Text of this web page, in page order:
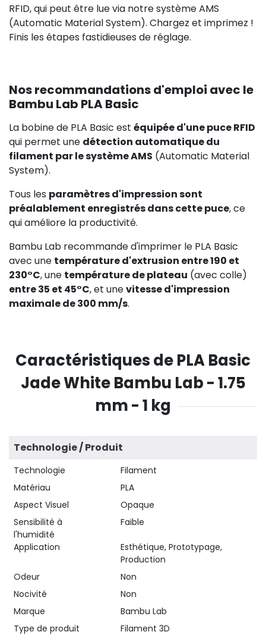
RFID, qui peut être lue via notre système AMS
(Automatic Material System). Chargez et imprimez !
Finis les étapes fastidieuses de réglage.
Nos recommandations d'emploi avec le
Bambu Lab PLA Basic
La bobine de PLA Basic est équipée d'une puce RFID
qui permet une détection automatique du
filament par le système AMS (Automatic Material
System).
Tous les paramètres d'impression sont
préalablement enregistrés dans cette puce, ce
qui améliore la productivité.
Bambu Lab recommande d'imprimer le PLA Basic
avec une température d'extrusion entre 190 et
230°C, une température de plateau (avec colle)
entre 35 et 45°C, et unevitesse d'impression
maximale de 300 mm/s.
Caractéristiques de PLA Basic
Jade White Bambu Lab - 1.75
mm - 1 kg
Technologie / Produit
Technologie
Filament
Matériau
PLA
Aspect Visuel
Opaque
Sensibilité à
l'humidité
Faible
Application
Esthétique, Prototypage,
Production
Odeur
Non
Nocivité
Non
Marque
Bambu Lab
Type de produit
Filament 3D